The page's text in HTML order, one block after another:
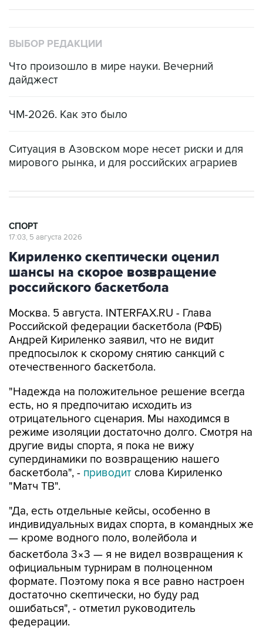
ВЫБОР РЕДАКЦИИ
Что произошло в мире науки. Вечерний
дайджест
ЧМ-2026. Как это было
Ситуация в Азовском море несет риски и для
мирового рынка, и для российских аграриев
СПОРТ
17:03, 5 августа 2026
Кириленко скептически оценил
шансы на скорое возвращение
российского баскетбола
Москва. 5 августа. INTERFAX.RU - Глава
Российской федерации баскетбола (РФБ)
Андрей Кириленко заявил, что не видит
предпосылок к скорому снятию санкций с
отечественного баскетбола.
"Надежда на положительное решение всегда
есть, но я предпочитаю исходить из
отрицательного сценария. Мы находимся в
режиме изоляции достаточно долго. Смотря на
другие виды спорта, я пока не вижу
супердинамики по возвращению нашего
баскетбола", - приводит слова Кириленко
"Матч ТВ".
"Да, есть отдельные кейсы, особенно в
индивидуальных видах спорта, в командных же
— кроме водного поло, волейбола и
баскетбола 3×3 — я не видел возвращения к
официальным турнирам в полноценном
формате. Поэтому пока я все равно настроен
достаточно скептически, но буду рад
ошибаться", - отметил руководитель
федерации.